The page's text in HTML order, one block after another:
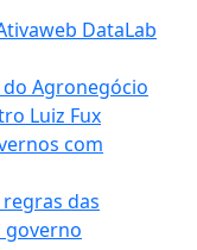
DataLab
Agronegócio
Luiz Fux
com
das
governo